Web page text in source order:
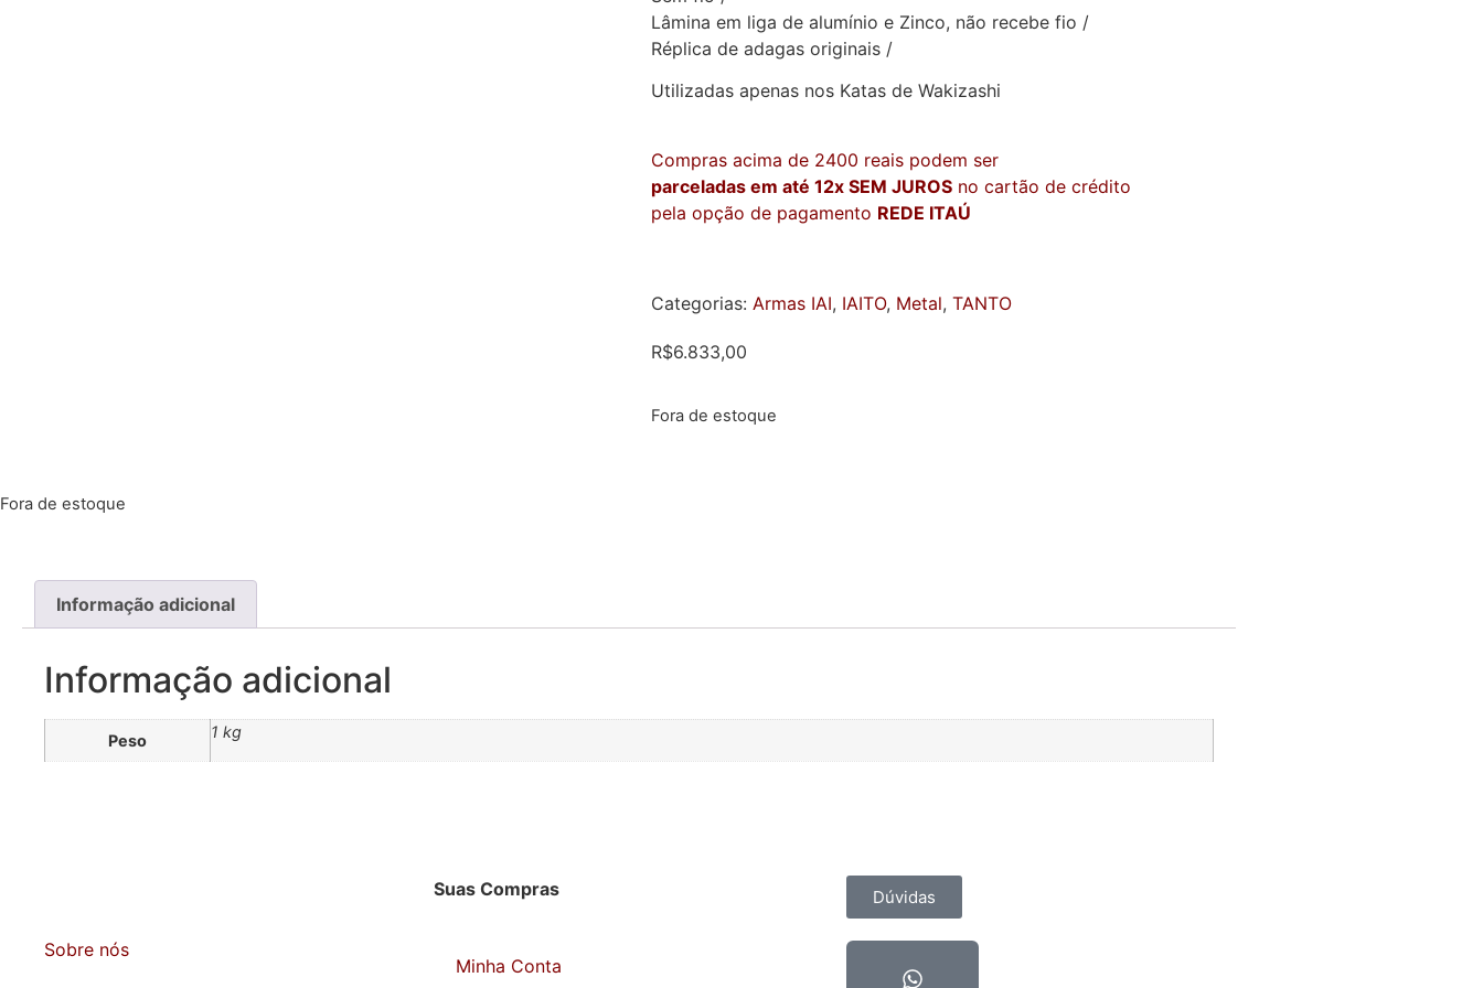
Lâmina em liga de alumínio e Zinco, não recebe fio /
Réplica de adagas originais /
Utilizadas apenas nos Katas de Wakizashi
Compras acima de 2400 reais podem ser
parceladas em até 12x SEM JUROS no cartão de crédito
pela opção de pagamento REDE ITAÚ
Categorias: Armas IAI, IAITO, Metal, TANTO
R$6.833,00
Fora de estoque
Fora de estoque
Informação adicional
Informação adicional
Peso 1 kg
Sobre nós
Suas Compras
Minha Conta
Contato
Dúvidas